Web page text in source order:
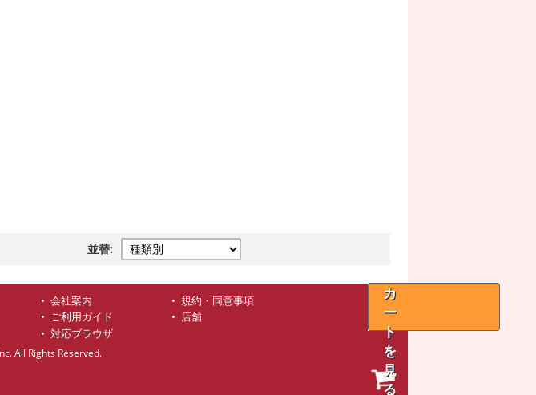
並替:
カ
ー
ト
を
見
る
会社案内
規約・同意事項
ご利用ガイド
店舗
対応ブラウザ
All Rights Reserved.